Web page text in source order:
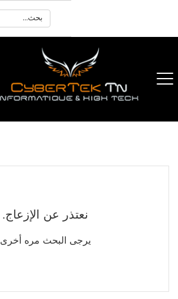
نعتذر عن الإزعاج.
يرجى البحث مره أخرى